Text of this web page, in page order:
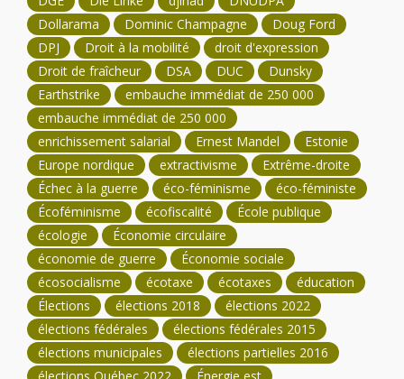
Dollarama
Dominic Champagne
Doug Ford
DPJ
Droit à la mobilité
droit d'expression
Droit de fraîcheur
DSA DUC
Dunsky
Earthstrike
embauche immédiat de 250 000
embauche immédiat de 250 000
enrichissement salarial
Ernest Mandel
Estonie
Europe nordique
extractivisme
Extrême-droite
Échec à la guerre
éco-féminisme
éco-féministe
Écoféminisme
écofiscalité
École publique
écologie
Économie circulaire
économie de guerre
Économie sociale
écosocialisme
écotaxe écotaxes
éducation
Élections
élections 2018
élections 2022
élections fédérales
élections fédérales 2015
élections municipales
élections partielles 2016